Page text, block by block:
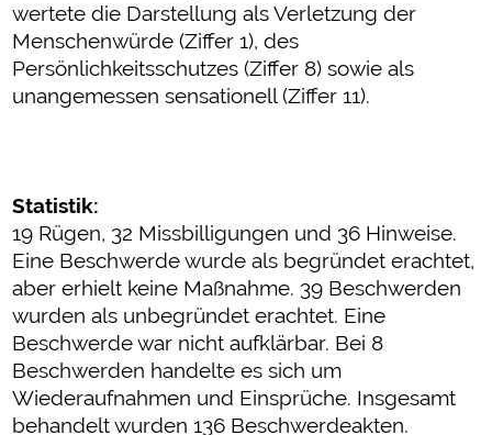
wertete die Darstellung als Verletzung der
Menschenwürde (Ziffer 1), des
Persönlichkeitsschutzes (Ziffer 8) sowie als
unangemessen sensationell (Ziffer 11).
Statistik:
19 Rügen, 32 Missbilligungen und 36 Hinweise.
Eine Beschwerde wurde als begründet erachtet,
aber erhielt keine Maßnahme. 39 Beschwerden
wurden als unbegründet erachtet. Eine
Beschwerde war nicht aufklärbar. Bei 8
Beschwerden handelte es sich um
Wiederaufnahmen und Einsprüche. Insgesamt
behandelt wurden 136 Beschwerdeakten.